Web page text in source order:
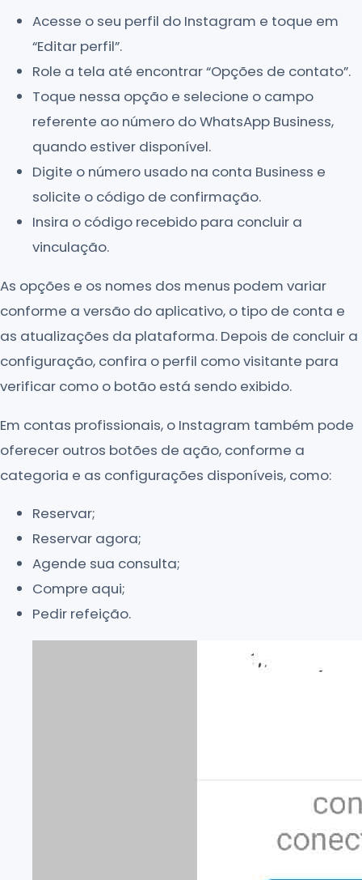
Acesse o seu perfil do Instagram e toque em
“Editar perfil”.
Role a tela até encontrar “Opções de contato”.
Toque nessa opção e selecione o campo
referente ao número do WhatsApp Business,
quando estiver disponível.
Digite o número usado na conta Business e
solicite o código de confirmação.
Insira o código recebido para concluir a
vinculação.
As opções e os nomes dos menus podem variar
conforme a versão do aplicativo, o tipo de conta e
as atualizações da plataforma. Depois de concluir a
configuração, confira o perfil como visitante para
verificar como o botão está sendo exibido.
Em contas profissionais, o Instagram também pode
oferecer outros botões de ação, conforme a
categoria e as configurações disponíveis, como:
Reservar;
Reservar agora;
Agende sua consulta;
Compre aqui;
Pedir refeição.